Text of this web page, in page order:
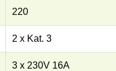
220
2 x Kat. 3
3 x 230V 16A